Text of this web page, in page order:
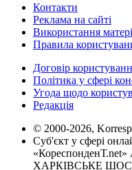
Контакти
Реклама на сайті
Використання
Правила
Договір
Політика у сфері
Угода щодо
Редакція
© 2000-2026,
Суб'єкт у сфері
«КореспонденТ.net»
ХАРКІВСЬКЕ ШОСЕ,